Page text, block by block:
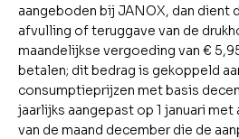
aangeboden bij JANOX, dan dient
afvulling of teruggave van de
maandelijkse vergoeding van €
betalen; dit bedrag is gekoppeld
consumptieprijzen met basis
jaarlijks aangepast op 1 januari
van de maand december die de